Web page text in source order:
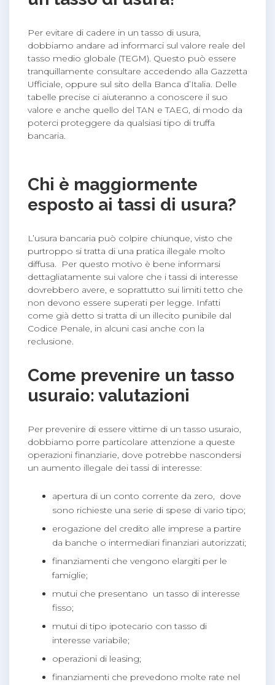
Per evitare di cadere in un tasso di usura,
dobbiamo andare ad informarci sul valore reale del
tasso medio globale (TEGM). Questo può essere
tranquillamente consultare accedendo alla Gazzetta
Ufficiale, oppure sul sito della Banca d’Italia. Delle
tabelle precise ci aiuteranno a conoscere il suo
valore e anche quello del TAN e TAEG, di modo da
poterci proteggere da qualsiasi tipo di truffa
bancaria.
Chi è maggiormente
esposto ai tassi di usura?
L’usura bancaria può colpire chiunque, visto che
purtroppo si tratta di una pratica illegale molto
diffusa. Per questo motivo è bene informarsi
dettagliatamente sui valore che i tassi di interesse
dovrebbero avere, e soprattutto sui limiti tetto che
non devono essere superati per legge. Infatti
come già detto si tratta di un illecito punibile dal
Codice Penale, in alcuni casi anche con la
reclusione.
Come prevenire un tasso
usuraio: valutazioni
Per prevenire di essere vittime di un tasso usuraio,
dobbiamo porre particolare attenzione a queste
operazioni finanziarie, dove potrebbe nascondersi
un aumento illegale dei tassi di interesse:
apertura di un conto corrente da zero, dove
sono richieste una serie di spese di vario tipo;
erogazione del credito alle imprese a partire
da banche o intermediari finanziari autorizzati;
finanziamenti che vengono elargiti per le
famiglie;
mutui che presentano un tasso di interesse
fisso;
mutui di tipo ipotecario con tasso di
interesse variabile;
operazioni di leasing;
finanziamenti che prevedono molte rate nel